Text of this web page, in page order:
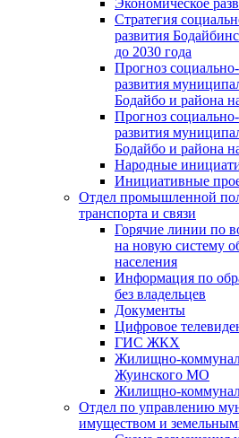
Экономическое
Стратегия
развития
до 2030 года
Прогноз
развития
Бодайбо и района
Прогноз
развития
Бодайбо и района
Народные
Инициативные
Отдел промышленной
транспорта и связи
Горячие линии по
на новую систему
населения
Информация по
без владельцев
Документы
Цифровое
ГИС ЖКХ
Жилищно-
Жуинского МО
Жилищно-
Отдел по управлению
имуществом и